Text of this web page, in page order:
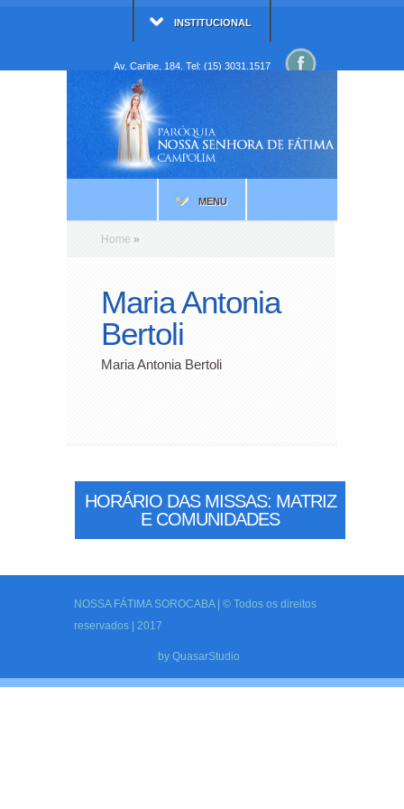
INSTITUCIONAL
Av. Caribe, 184. Tel: (15) 3031.1517
MENU
Home »
Maria Antonia
Bertoli
Maria Antonia Bertoli
HORÁRIO DAS MISSAS: MATRIZ
E COMUNIDADES
NOSSA FÁTIMA SOROCABA | © Todos os direitos
reservados | 2017
by QuasarStudio